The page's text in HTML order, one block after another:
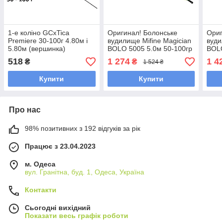
1-е коліно GCxTica
Premiere 30-100г 4.80м і
5.80м (вершинка)
518 ₴
Купити
Оригинал! Болонське
вудилище Mifine Magician
BOLO 5005 5.0м 50-100гр
(10319), вудилище під
боковий кивок
1 274₴ 1 524 ₴
Купити
1
Про нас
98% позитивних з 192 відгуків за рік
Працює з 23.04.2023
м. Одеса
вул. Гранітна, буд. 1, Одеса, Україна
Контакти
Сьогодні вихідний
Показати весь графік роботи